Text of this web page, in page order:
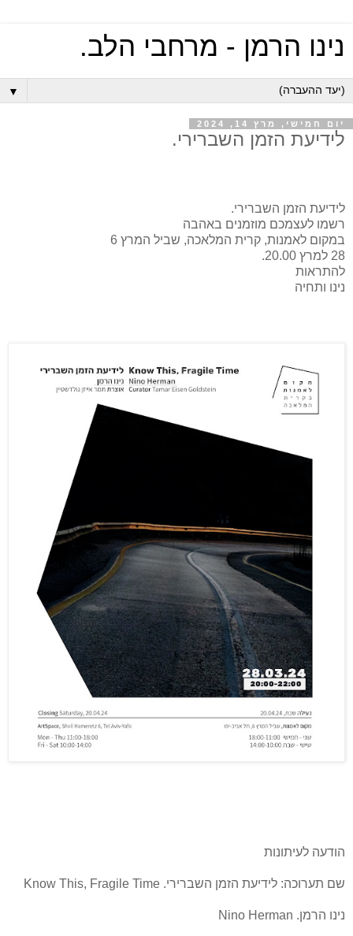
נינו הרמן - מרחבי הלב.
▼
יום חמישי, מרץ 14, 2024
לידיעת הזמן השברירי.
לידיעת הזמן השברירי.
רשמו לעצמכם מוזמנים באהבה
במקום לאמנות, קרית המלאכה, שביל המרץ 6
28 למרץ 20.00.
להתראות
נינו ותחיה
הודעה לעיתונות
שם תערוכה: לידיעת הזמן השברירי. Know This, Fragile Time
נינו הרמן. Nino Herman